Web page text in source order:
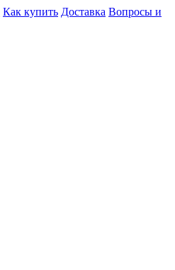
Как купить Доставка Вопросы и